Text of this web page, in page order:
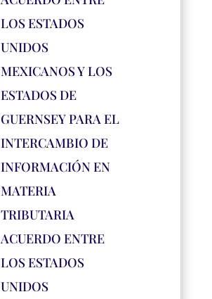
LOS ESTADOS
UNIDOS
MEXICANOS Y LOS
ESTADOS DE
GUERNSEY PARA EL
INTERCAMBIO DE
INFORMACIÓN EN
MATERIA
TRIBUTARIA
ACUERDO ENTRE
LOS ESTADOS
UNIDOS